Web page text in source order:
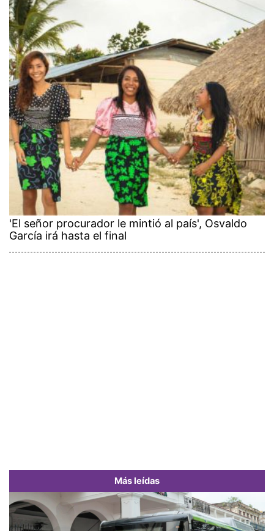
'El señor procurador le mintió al país', Osvaldo
García irá hasta el final
Más leídas